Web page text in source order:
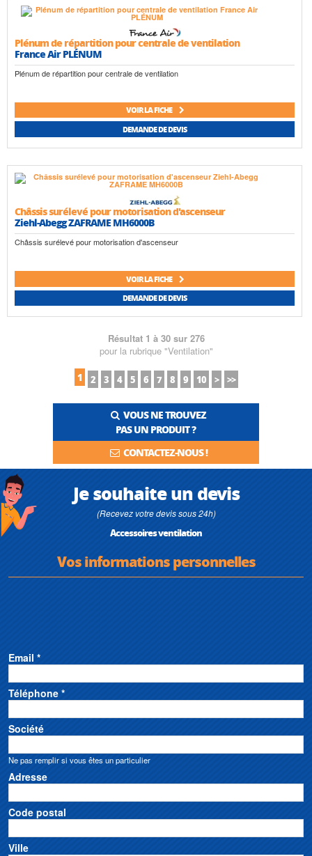
Plénum de répartition pour centrale de ventilation
France Air PLÉNUM
Plénum de répartition pour centrale de ventilation
VOIR LA FICHE
DEMANDE DE DEVIS
Châssis surélevé pour motorisation d'ascenseur
Ziehl-Abegg ZAFRAME MH6000B
Châssis surélevé pour motorisation d'ascenseur
VOIR LA FICHE
DEMANDE DE DEVIS
Résultat 1 à 30 sur 276
pour la rubrique "Ventilation"
1
2 3 4 5 6 7 8 9 10 > >>
VOUS NE TROUVEZ
PAS UN PRODUIT ?
CONTACTEZ-NOUS !
Je souhaite un devis
(Recevez votre devis sous 24h)
Accessoires ventilation
Vos informations personnelles
Email *
Téléphone *
Société
Ne pas remplir si vous êtes un particulier
Adresse
Code postal
Ville